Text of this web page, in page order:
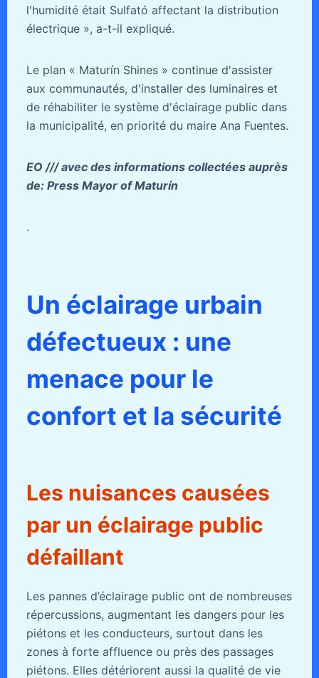
l'humidité était Sulfató affectant la distribution
électrique », a-t-il expliqué.
Le plan « Maturín Shines » continue d'assister
aux communautés, d'installer des luminaires et
de réhabiliter le système d'éclairage public dans
la municipalité, en priorité du maire Ana Fuentes.
EO /// avec des informations collectées auprès
de: Press Mayor of Maturín
.
Un éclairage urbain
défectueux : une
menace pour le
confort et la sécurité
Les nuisances causées
par un éclairage public
défaillant
Les pannes d’éclairage public ont de nombreuses
répercussions, augmentant les dangers pour les
piétons et les conducteurs, surtout dans les
zones à forte affluence ou près des passages
piétons. Elles détériorent aussi la qualité de vie